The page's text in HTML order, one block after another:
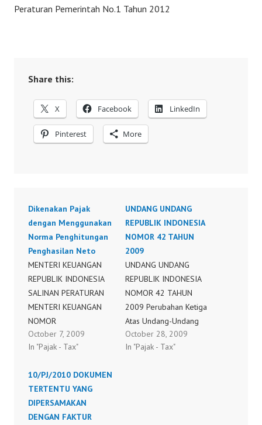
Peraturan Pemerintah No.1 Tahun 2012
Share this:
X Facebook LinkedIn
Pinterest More
Dikenakan Pajak
dengan Menggunakan
Norma Penghitungan
Penghasilan Neto
MENTERI KEUANGAN
REPUBLIK INDONESIA
SALINAN PERATURAN
MENTERI KEUANGAN
NOMOR
45/PMK.03/2008
TENTANG PEDOMAN
PENGKREDITAN PAJAK
MASUKAN BAGI
PENGUSAHA KENA
PAJAK YANG
October 7, 2009
In "Pajak - Tax"
UNDANG UNDANG
REPUBLIK INDONESIA
NOMOR 42 TAHUN
2009
UNDANG UNDANG
REPUBLIK INDONESIA
NOMOR 42 TAHUN
2009 Perubahan Ketiga
Atas Undang-Undang
Nomor 8 Tahun 1983
Tentang Pajak
October 28, 2009
In "Pajak - Tax"
10/PJ/2010 DOKUMEN
TERTENTU YANG
DIPERSAMAKAN
DENGAN FAKTUR